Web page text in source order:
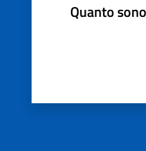
Quanto